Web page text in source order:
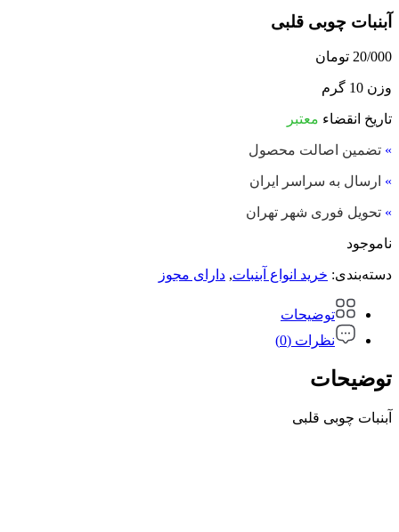
آبنبات چوبی قلبی
20/000 تومان
وزن 10 گرم
تاریخ انقضاء معتبر
» تضمین اصالت محصول
» ارسال به سراسر ایران
» تحویل فوری شهر تهران
ناموجود
دسته‌بندی: خرید انواع آبنبات, دارای مجوز
توضیحات
نظرات (0)
توضیحات
آبنبات چوبی قلبی